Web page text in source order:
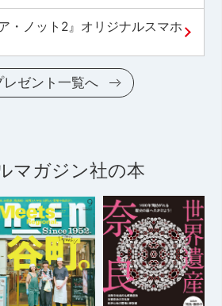
・ノット2』オリジナルスマホ
レゼント一覧へ
マガジン社の本